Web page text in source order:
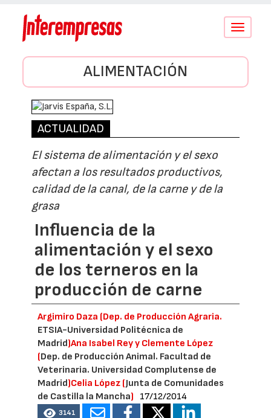
Conmutar
ALIMENTACIÓN
ACTUALIDAD
El sistema de alimentación y el sexo
afectan a los resultados productivos,
calidad de la canal, de la carne y de la
grasa
Influencia de la
alimentación y el sexo
de los terneros en la
producción de carne
Argimiro Daza (Dep. de Producción Agraria.
ETSIA-Universidad Politécnica de
Madrid)Ana Isabel Rey y Clemente López
(Dep. de Producción Animal. Facultad de
Veterinaria. Universidad Complutense de
Madrid)Celia López (Junta de Comunidades
de Castilla la Mancha) 17/12/2014
3141